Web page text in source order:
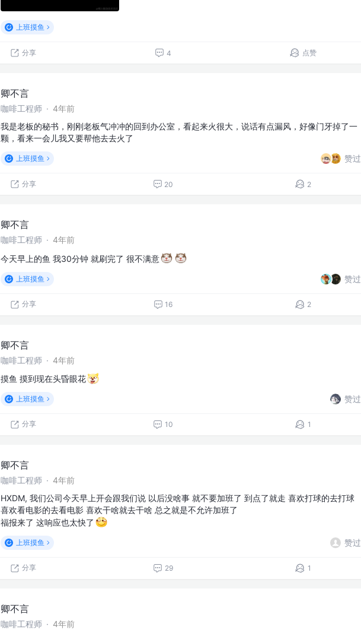
上班摸鱼
分享 4 点赞
卿不言
咖啡工程师 · 4年前
我是老板的秘书，刚刚老板气冲冲的回到办公室，看起来火很大，说话有点漏风，好像门牙掉了一
颗，看来一会儿我又要帮他去去火了
上班摸鱼 赞过
分享 20 2
卿不言
咖啡工程师 · 4年前
今天早上的鱼 我30分钟 就刷完了 很不满意
上班摸鱼 赞过
分享 16 2
卿不言
咖啡工程师 · 4年前
摸鱼 摸到现在头昏眼花
上班摸鱼 赞过
分享 10 1
卿不言
咖啡工程师 · 4年前
HXDM, 我们公司今天早上开会跟我们说 以后没啥事 就不要加班了 到点了就走 喜欢打球的去打球
喜欢看电影的去看电影 喜欢干啥就去干啥 总之就是不允许加班了
福报来了 这响应也太快了
上班摸鱼 赞过
分享 29 1
卿不言
咖啡工程师 · 4年前